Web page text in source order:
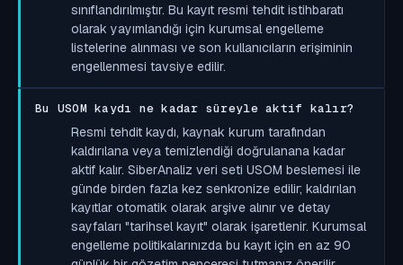
sınıflandırılmıştır. Bu kayıt resmi tehdit istihbaratı
olarak yayımlandığı için kurumsal engelleme
listelerine alınması ve son kullanıcıların erişiminin
engellenmesi tavsiye edilir.
Bu USOM kaydı ne kadar süreyle aktif kalır?
Resmi tehdit kaydı, kaynak kurum tarafından
kaldırılana veya temizlendiği doğrulanana kadar
aktif kalır. SiberAnaliz veri seti USOM beslemesi ile
günde birden fazla kez senkronize edilir; kaldırılan
kayıtlar otomatik olarak arşive alınır ve detay
sayfaları "tarihsel kayıt" olarak işaretlenir. Kurumsal
engelleme politikalarınızda bu kayıt için en az 90